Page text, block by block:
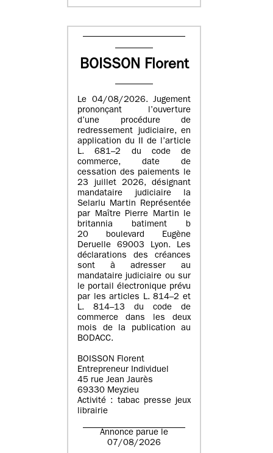
BOISSON Florent
Le 04/08/2026. Jugement
prononçant l’ouverture
d’une procédure de
redressement judiciaire, en
application du II de l’article
L. 681–2 du code de
commerce, date de
cessation des paiements le
23 juillet 2026, désignant
mandataire judiciaire la
Selarlu Martin Représentée
par Maître Pierre Martin le
britannia batiment b
20 boulevard Eugène
Deruelle 69003 Lyon. Les
déclarations des créances
sont à adresser au
mandataire judiciaire ou sur
le portail électronique prévu
par les articles L. 814–2 et
L. 814–13 du code de
commerce dans les deux
mois de la publication au
BODACC.
BOISSON Florent
Entrepreneur Individuel
45 rue Jean Jaurès
69330 Meyzieu
Activité : tabac presse jeux
librairie
Annonce parue le
07/08/2026